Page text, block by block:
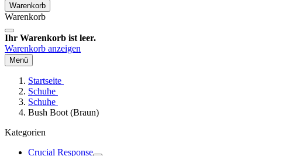
Warenkorb
Warenkorb
Ihr Warenkorb ist leer.
Warenkorb anzeigen
Menü
Startseite
Schuhe
Schuhe
Bush Boot (Braun)
Kategorien
Crucial Response